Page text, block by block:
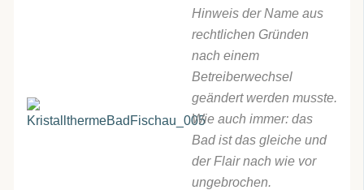
Hinweis der Name aus
rechtlichen Gründen
nach einem
Betreiberwechsel
geändert werden musste.
Wie auch immer: das
Bad ist das gleiche und
der Flair nach wie vor
ungebrochen.